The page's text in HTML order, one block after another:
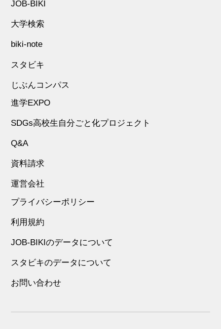
JOB-BIKI
大学検索
biki-note
スタビキ
じぶんコンパス
進学EXPO
SDGs高校生自分ごと化プロジェクト
Q&A
資料請求
運営会社
プライバシーポリシー
利用規約
JOB-BIKIのデータについて
スタビキのデータについて
お問い合わせ